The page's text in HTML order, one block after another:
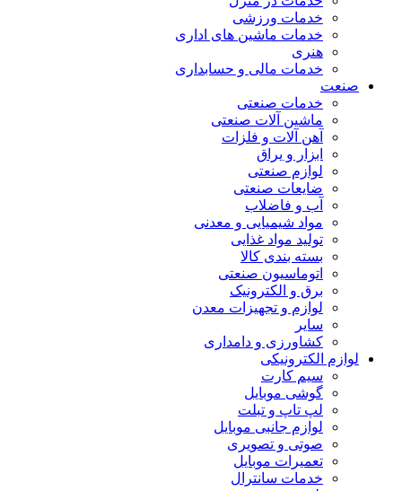
خدمات ورزشی
خدمات ماشین های اداری
هنری
خدمات مالی و حسابداری
صنعت
خدمات صنعتی
ماشین آلات صنعتی
آهن آلات و فلزات
ابزار و یراق
لوازم صنعتی
ضایعات صنعتی
آب و فاضلاب
مواد شیمیایی و معدنی
تولید مواد غذایی
بسته بندی کالا
اتوماسیون صنعتی
برق و الکترونیک
لوازم و تجهیزات معدن
سایر
کشاورزی و دامداری
لوازم الکترونیکی
سیم کارت
گوشی موبایل
لپ تاپ و تبلت
لوازم جانبی موبایل
صوتی و تصویری
تعمیرات موبایل
خدمات سانترال